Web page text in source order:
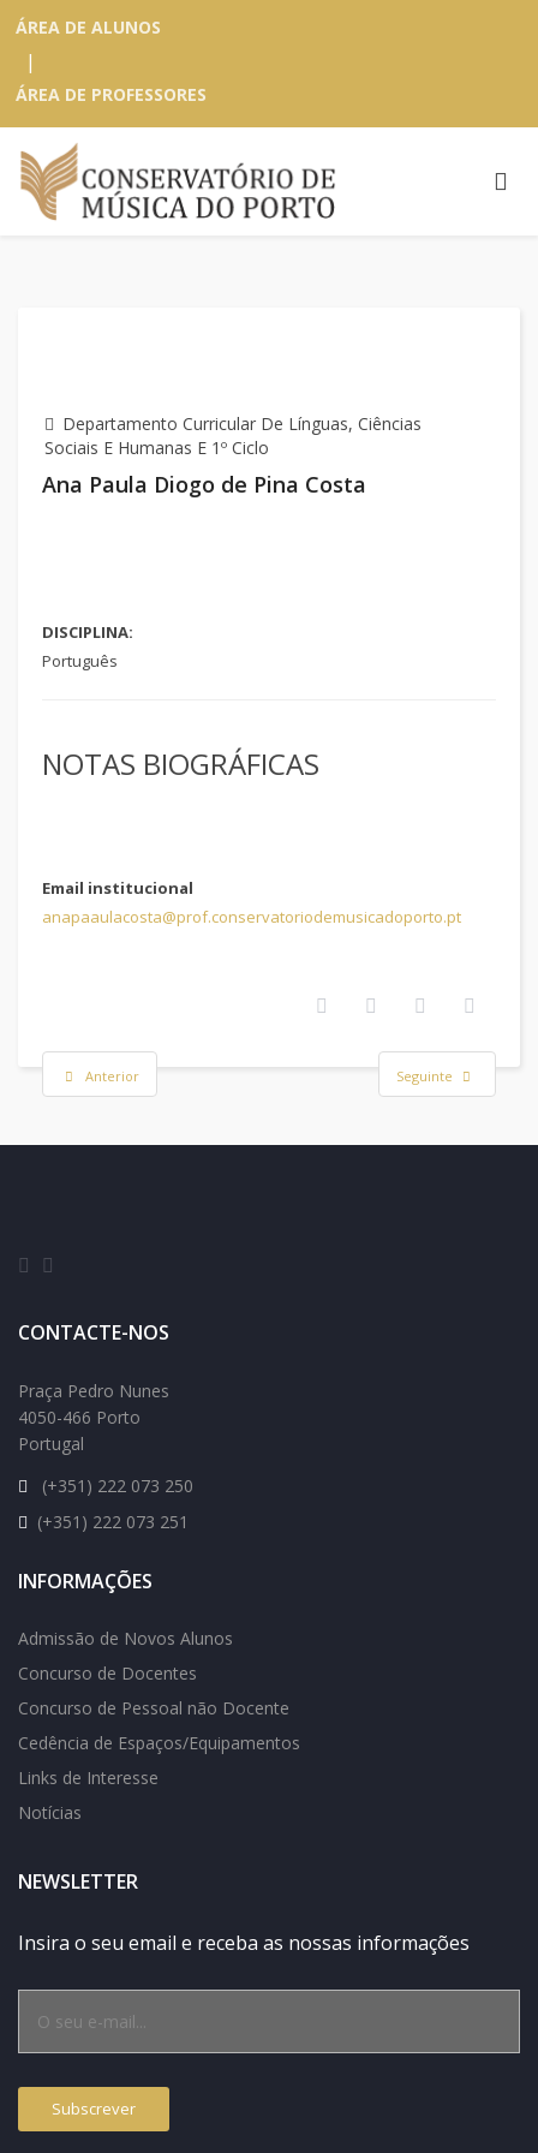
ÁREA DE ALUNOS
|
ÁREA DE PROFESSORES
Departamento Curricular De Línguas, Ciências
Sociais E Humanas E 1º Ciclo
Ana Paula Diogo de Pina Costa
DISCIPLINA:
Português
NOTAS BIOGRÁFICAS
Email institucional
anapaaulacosta@prof.conservatoriodemusicadoporto.pt
Anterior Seguinte
CONTACTE-NOS
Praça Pedro Nunes
4050-466 Porto
Portugal
(+351) 222 073 250
(+351) 222 073 251
INFORMAÇÕES
Admissão de Novos Alunos
Concurso de Docentes
Concurso de Pessoal não Docente
Cedência de Espaços/Equipamentos
Links de Interesse
Notícias
NEWSLETTER
Insira o seu email e receba as nossas informações